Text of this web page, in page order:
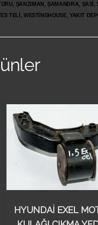
ŞANZIMAN, ŞAMANDRA,
TELİ, WESTİNGHOUSE, YAKIT
HYUNDAİ EXEL